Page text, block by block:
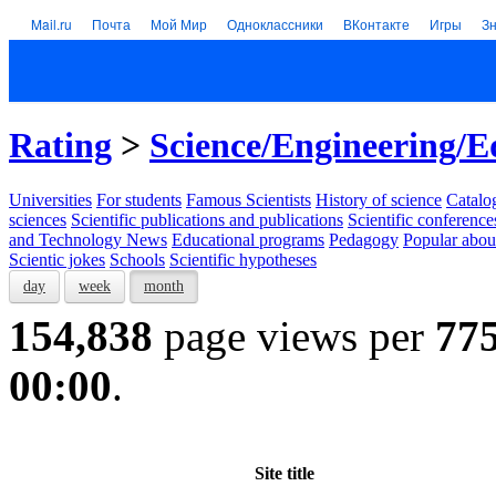
Mail.ru Почта Мой Мир Одноклассники ВКонтакте Игры
Rating > Science/Engineering/
Universities For students Famous Scientists History of science
sciences Scientific publications and publications Scientific
and Technology News Educational programs Pedagogy Popular
Scientic jokes Schools Scientific hypotheses
day week month
154,838 page views per
00:00.
Site title